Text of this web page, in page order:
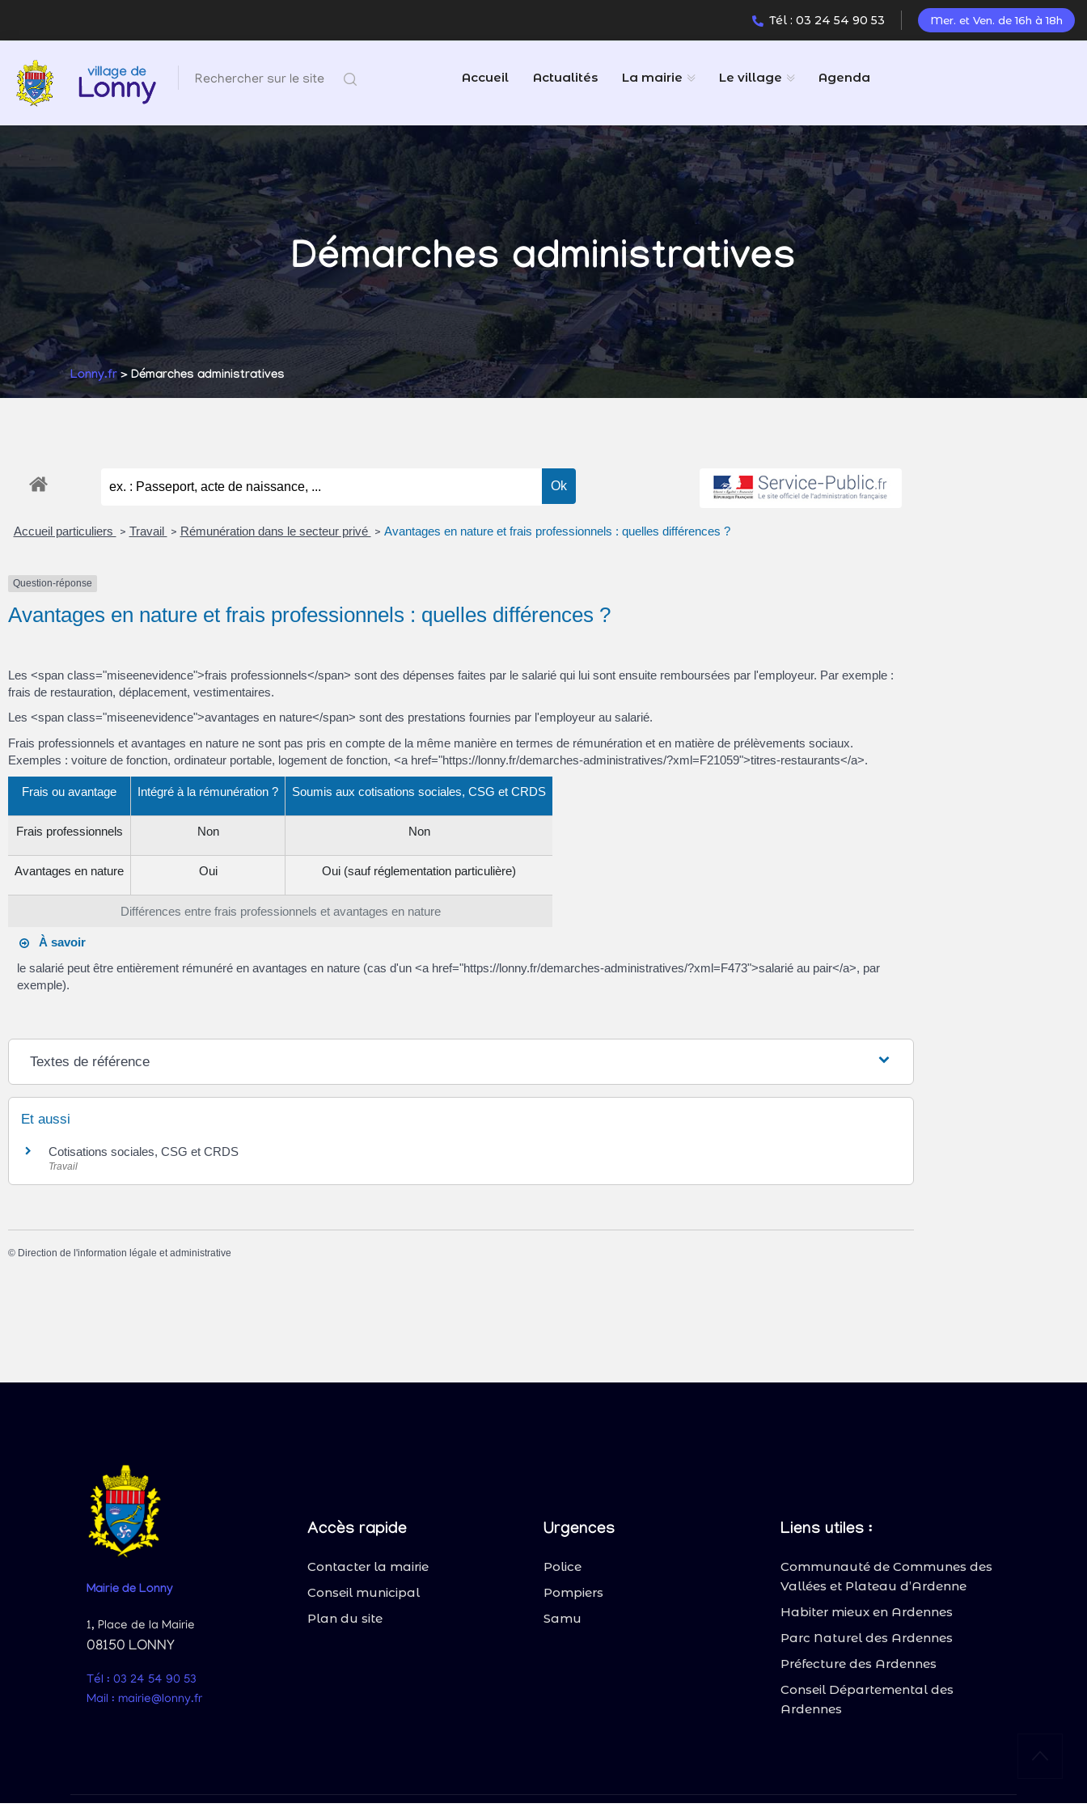
Tél : 03 24 54 90 53 Mer. et Ven. de 16h à 18h
Rechercher sur le site Accueil Actualités La mairie Le village Agenda
Démarches administratives
Lonny.fr > Démarches administratives
Accueil particuliers > Travail > Rémunération dans le secteur privé > Avantages en nature et frais professionnels : quelles différences ?
Question-réponse
Avantages en nature et frais professionnels : quelles différences ?
Les <span class="miseenevidence">frais professionnels</span> sont des dépenses faites par le salarié qui lui sont ensuite remboursées par l'employeur. Par exemple :
frais de restauration, déplacement, vestimentaires.
Les <span class="miseenevidence">avantages en nature</span> sont des prestations fournies par l'employeur au salarié.
Frais professionnels et avantages en nature ne sont pas pris en compte de la même manière en termes de rémunération et en matière de prélèvements sociaux.
Exemples : voiture de fonction, ordinateur portable, logement de fonction, <a href="https://lonny.fr/demarches-administratives/?xml=F21059">titres-restaurants</a>.
Différences entre frais professionnels et avantages en nature
Frais ou avantage Intégré à la rémunération ? Soumis aux cotisations sociales, CSG et CRDS
Frais professionnels Non Non
Avantages en nature Oui Oui (sauf réglementation particulière)
À savoir
le salarié peut être entièrement rémunéré en avantages en nature (cas d'un <a href="https://lonny.fr/demarches-administratives/?xml=F473">salarié au pair</a>, par
exemple).
Textes de référence
Et aussi
Cotisations sociales, CSG et CRDS
Travail
© Direction de l'information légale et administrative
Mairie de Lonny
1, Place de la Mairie
08150 LONNY
Tél : 03 24 54 90 53
Mail : mairie@lonny.fr
Accès rapide
Contacter la mairie
Conseil municipal
Plan du site
Urgences
Police
Pompiers
Samu
Liens utiles :
Communauté de Communes des
Vallées et Plateau d’Ardenne
Habiter mieux en Ardennes
Parc Naturel des Ardennes
Préfecture des Ardennes
Conseil Départemental des
Ardennes